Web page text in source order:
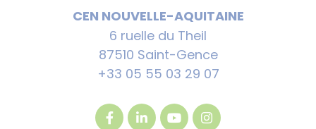
CEN NOUVELLE-AQUITAINE
6 ruelle du Theil
87510 Saint-Gence
+33 05 55 03 29 07